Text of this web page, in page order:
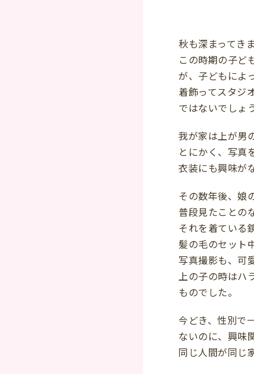
秋も深まってき
この時期の子ど
が、子どもによ
着飾ってスタジ
ではないでしょ
我が家は上が男
とにかく、写真
衣装にも興味が
その数年後、娘
普段見たことの
それを着ている
髪の毛のセット
写真撮影も、可
上の子の時はハ
ものでした。
今どき、性別で
ないのに、興味
同じ人間が同じ